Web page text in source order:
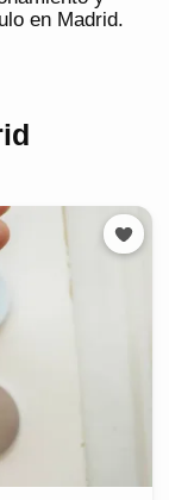
en Madrid.